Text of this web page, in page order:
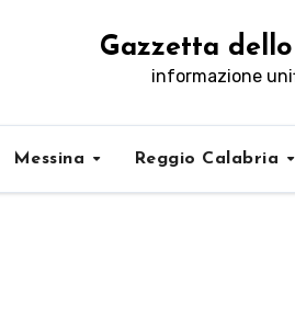
Gazzetta
informazione
Messina Reggio Calabria